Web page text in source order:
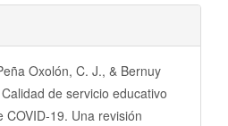
Oxolón, C. J., & Bernuy
de servicio educativo
19. Una revisión